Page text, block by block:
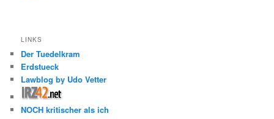
LINKS
Der Tuedelkram
Erdstueck
Lawblog by Udo Vetter
NOCH kritischer als ich